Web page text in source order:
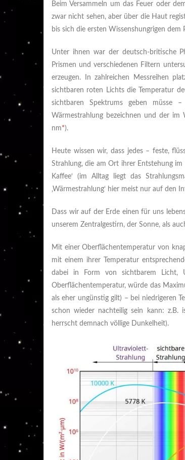
Beim Versammeln um das Feuer oder
zwar nicht sehen, aber über die Haut
bis sich die ersten Wissenshungrigen
Unter ihnen war der deutsch-britische
Prismen und verschiedenen Filtern
erzeugen. In zahlreichen Messreihen
sichtbaren roten Lichts die Temperatur
sichtbaren Spektrums geben müsse
Wärmestrahlung bezeichnen und der
nm*).
Heute wissen wir, dass jedes – feste,
Strahlung, die am Ort ihrer Entstehung im
Kaffee‘ (im Alltag liegt das
‚Wärmestrahlung‘ hier meist nur auf den
Dass wir auf der Erde einen für uns
unserem Zentralgestirn, der Sonne, als
Mit einer Oberflächentemperatur von
mit einem ihrer Temperatur
dabei in Form von sichtbarem Licht,
Oberflächentemperatur, würde das
als eher ungünstig gilt) – bei niedrigeren
schon wieder nachteilig sein kann: z.B.
herrscht demnach völlige Dunkelheit).